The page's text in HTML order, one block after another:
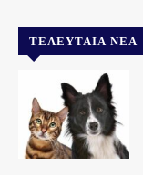
ΤΕΛΕΥΤΑΊΑ ΝΈΑ